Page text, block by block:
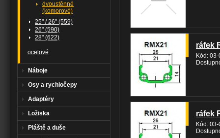
ráfek
Kód:
ráfek
Kód:
dvoustěnné
(komorové)
25" / 26" (559)
26" (590)
28" (622)
ocelové
Náboje
Osy a rychločepy
Adaptéry
Ložiska
Pláště a duše